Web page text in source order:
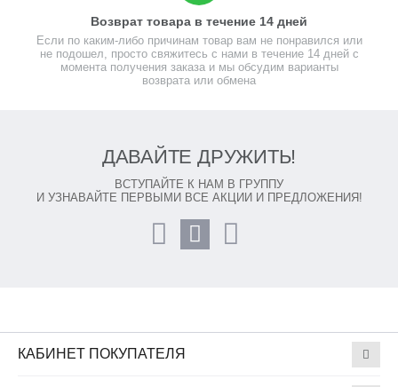
Возврат товара в течение 14 дней
Если по каким-либо причинам товар вам не понравился или
не подошел, просто свяжитесь с нами в течение 14 дней с
момента получения заказа и мы обсудим варианты
возврата или обмена
ДАВАЙТЕ ДРУЖИТЬ!
ВСТУПАЙТЕ К НАМ В ГРУППУ
И УЗНАВАЙТЕ ПЕРВЫМИ ВСЕ АКЦИИ И ПРЕДЛОЖЕНИЯ!
КАБИНЕТ ПОКУПАТЕЛЯ